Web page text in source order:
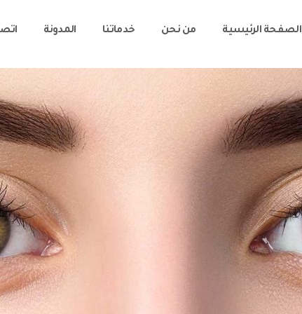
المدونة خدماتنا من نحن الصفحة الرئيسية